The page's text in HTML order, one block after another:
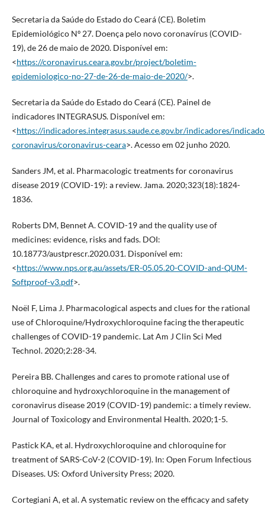
Secretaria da Saúde do Estado do Ceará (CE). Boletim
Epidemiológico Nº 27. Doença pelo novo coronavírus (COVID-
19), de 26 de maio de 2020. Disponível em:
<https://coronavirus.ceara.gov.br/project/boletim-
epidemiologico-no-27-de-26-de-maio-de-2020/>.
Secretaria da Saúde do Estado do Ceará (CE). Painel de
indicadores INTEGRASUS. Disponível em:
<https://indicadores.integrasus.saude.ce.gov.br/indicadores/
coronavirus/coronavirus-ceara>. Acesso em 02 junho 2020.
Sanders JM, et al. Pharmacologic treatments for coronavirus
disease 2019 (COVID-19): a review. Jama. 2020;323(18):1824-
1836.
Roberts DM, Bennet A. COVID-19 and the quality use of
medicines: evidence, risks and fads. DOI:
10.18773/austprescr.2020.031. Disponível em:
<https://www.nps.org.au/assets/ER-05.05.20-COVID-and-QUM-
Softproof-v3.pdf>.
Noël F, Lima J. Pharmacological aspects and clues for the rational
use of Chloroquine/Hydroxychloroquine facing the therapeutic
challenges of COVID-19 pandemic. Lat Am J Clin Sci Med
Technol. 2020;2:28-34.
Pereira BB. Challenges and cares to promote rational use of
chloroquine and hydroxychloroquine in the management of
coronavirus disease 2019 (COVID-19) pandemic: a timely review.
Journal of Toxicology and Environmental Health. 2020;1-5.
Pastick KA, et al. Hydroxychloroquine and chloroquine for
treatment of SARS-CoV-2 (COVID-19). In: Open Forum Infectious
Diseases. US: Oxford University Press; 2020.
Cortegiani A, et al. A systematic review on the efficacy and safety